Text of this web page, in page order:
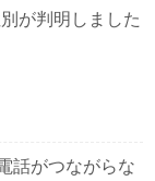
が判明しました
話がつながらな